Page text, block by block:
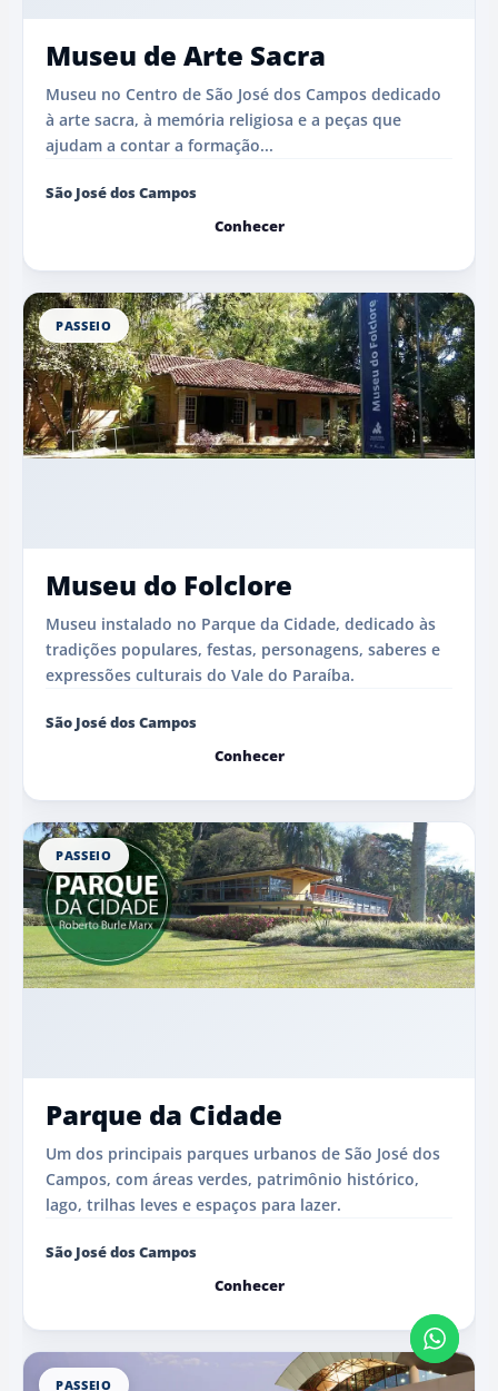
Museu de Arte Sacra
Museu no Centro de São José dos Campos dedicado
à arte sacra, à memória religiosa e a peças que
ajudam a contar a formação...
São José dos Campos
Conhecer
PASSEIO
Museu do Folclore
Museu instalado no Parque da Cidade, dedicado às
tradições populares, festas, personagens, saberes e
expressões culturais do Vale do Paraíba.
São José dos Campos
Conhecer
PASSEIO
Parque da Cidade
Um dos principais parques urbanos de São José dos
Campos, com áreas verdes, patrimônio histórico,
lago, trilhas leves e espaços para lazer.
São José dos Campos
Conhecer
PASSEIO